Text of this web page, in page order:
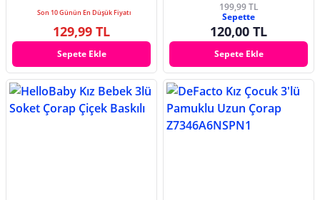
Son 10 Günün En Düşük Fiyatı
129,99 TL
Sepete Ekle
199,99 TL
Sepette
120,00 TL
Sepete Ekle